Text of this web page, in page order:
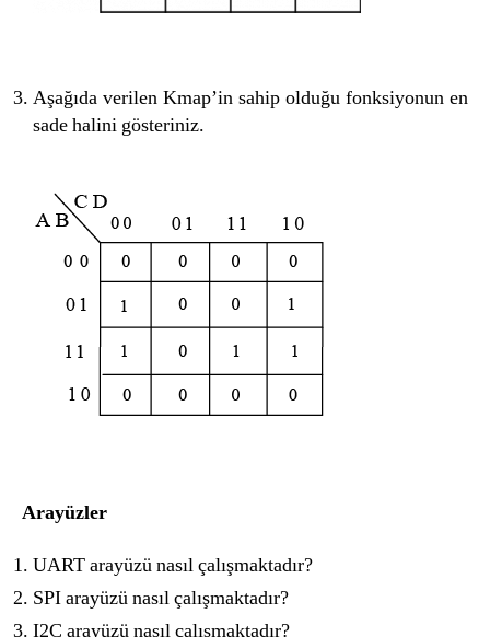
Aşağıda verilen Kmap’in sahip olduğu fonksiyonun en
sade halini gösteriniz.
Arayüzler
UART arayüzü nasıl çalışmaktadır?
SPI arayüzü nasıl çalışmaktadır?
I2C arayüzü nasıl çalışmaktadır?